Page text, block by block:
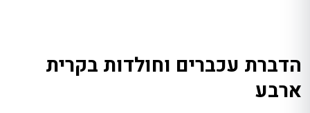
הדברת עכברים וחולדות בקרית
ארבע